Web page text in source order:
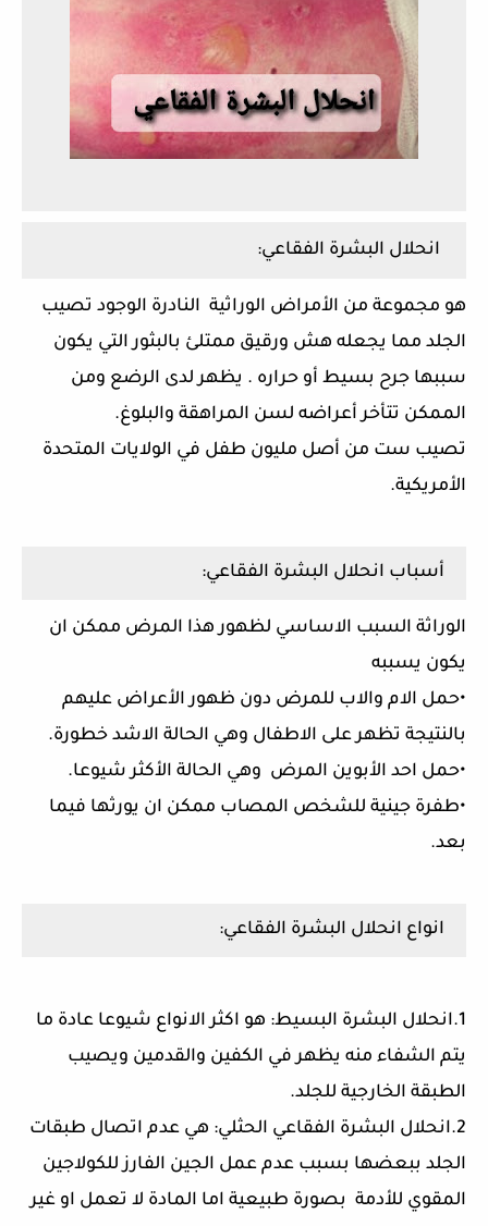
انحلال البشرة الفقاعي:
هو مجموعة من الأمراض الوراثية النادرة الوجود تصيب
الجلد مما يجعله هش ورقيق ممتلئ بالبثور التي يكون
سببها جرح بسيط أو حراره . يظهر لدى الرضع ومن
الممكن تتأخر أعراضه لسن المراهقة والبلوغ.
تصيب ست من أصل مليون طفل في الولايات المتحدة
الأمريكية.
أسباب انحلال البشرة الفقاعي:
الوراثة السبب الاساسي لظهور هذا المرض ممكن ان
يكون يسببه
•حمل الام والاب للمرض دون ظهور الأعراض عليهم
بالنتيجة تظهر على الاطفال وهي الحالة الاشد خطورة.
•حمل احد الأبوين المرض وهي الحالة الأكثر شيوعا.
•طفرة جينية للشخص المصاب ممكن ان يورثها فيما
بعد.
انواع انحلال البشرة الفقاعي:
1.انحلال البشرة البسيط: هو اكثر الانواع شيوعا عادة ما
يتم الشفاء منه يظهر في الكفين والقدمين ويصيب
الطبقة الخارجية للجلد.
2.انحلال البشرة الفقاعي الحثلي: هي عدم اتصال طبقات
الجلد ببعضها بسبب عدم عمل الجين الفارز للكولاجين
المقوي للأدمة بصورة طبيعية اما المادة لا تعمل او غير